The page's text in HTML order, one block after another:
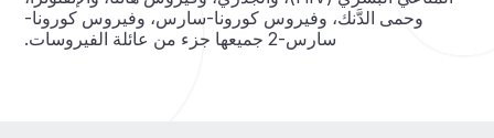
وحمى الدَّنك، وفيروس كورونا-سارس، وفيروس كورونا-
سارس-2 جميعها جزء من عائلة الفيروسات.